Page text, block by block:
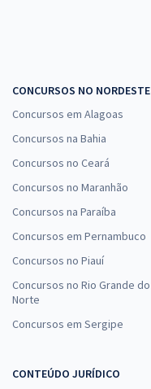
CONCURSOS NO NORDESTE
Concursos em Alagoas
Concursos na Bahia
Concursos no Ceará
Concursos no Maranhão
Concursos na Paraíba
Concursos em Pernambuco
Concursos no Piauí
Concursos no Rio Grande do
Norte
Concursos em Sergipe
CONTEÚDO JURÍDICO